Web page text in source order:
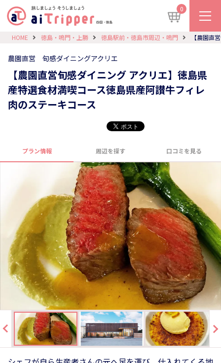
0
HOME 徳島・鳴門・上勝 徳島駅前・徳島市周辺・鳴門 【農園直
農園直営 旬感ダイニングアクリエ
【農園直営旬感ダイニング アクリエ】徳島県
産特選食材満喫コース徳島県産阿讃牛フィレ
肉のステーキコース
プラン情報 周辺を探す 口コミを見る